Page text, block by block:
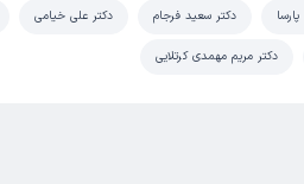
دکتر سعید فرجام دکتر علی خیامی
دکتر مریم مهمدی کرتلایی